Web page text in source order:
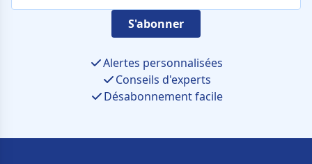
S'abonner
Alertes personnalisées
Conseils d'experts
Désabonnement facile